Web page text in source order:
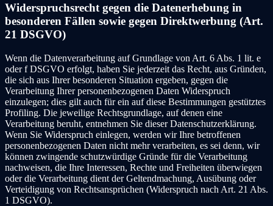
Widerspruchsrecht gegen die Datenerhebung in
besonderen Fällen sowie gegen Direktwerbung (Art.
21 DSGVO)
Wenn die Datenverarbeitung auf Grundlage von Art. 6 Abs. 1 lit. e
oder f DSGVO erfolgt, haben Sie jederzeit das Recht, aus Gründen,
die sich aus Ihrer besonderen Situation ergeben, gegen die
Verarbeitung Ihrer personenbezogenen Daten Widerspruch
einzulegen; dies gilt auch für ein auf diese Bestimmungen gestütztes
Profiling. Die jeweilige Rechtsgrundlage, auf denen eine
Verarbeitung beruht, entnehmen Sie dieser Datenschutzerklärung.
Wenn Sie Widerspruch einlegen, werden wir Ihre betroffenen
personenbezogenen Daten nicht mehr verarbeiten, es sei denn, wir
können zwingende schutzwürdige Gründe für die Verarbeitung
nachweisen, die Ihre Interessen, Rechte und Freiheiten überwiegen
oder die Verarbeitung dient der Geltendmachung, Ausübung oder
Verteidigung von Rechtsansprüchen (Widerspruch nach Art. 21 Abs.
1 DSGVO).